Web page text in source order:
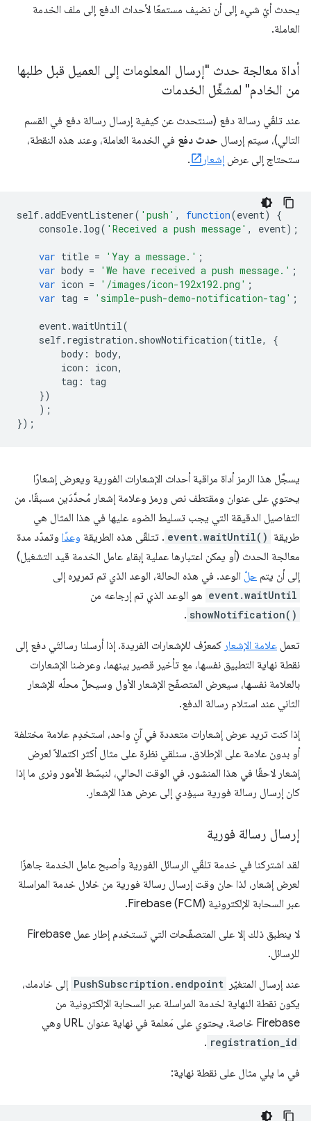
يحدث أيّ شيء إلى أن نضيف مستمعًا لأحداث الدفع إلى ملف الخدمة
العاملة.
أداة معالجة حدث "إرسال المعلومات إلى العميل قبل طلبها
من الخادم" لمشغِّل الخدمات
عند تلقّي رسالة دفع (سنتحدث عن كيفية إرسال رسالة دفع في القسم
التالي)، سيتم إرسال حدث دفع في الخدمة العاملة، وعند هذه النقطة،
ستحتاج إلى عرض إشعار .
self.addEventListener( 'push' , function(event)
{
console. log( 'Received a push message' , event);
var title = 'Yay a message.' ;
var body = 'We have received a push message.' ;
var icon = '/images/icon-192x192.png' ;
var tag = 'simple-push-demo-notification-tag' ;
event.waitUntil(
self. registration . showNotification(title,
{
body : body,
icon : icon,
tag :
tag
})
);
});
يسجِّل هذا الرمز أداة مراقبة أحداث الإشعارات الفورية ويعرض إشعارًا
يحتوي على عنوان ومقتطف نص ورمز وعلامة إشعار مُحدَّدَين مسبقًا. من
التفاصيل الدقيقة التي يجب تسليط الضوء عليها في هذا المثال هي
طريقة event.waitUntil() . تتلقّى هذه الطريقة وعدًا وتمدّد مدة
معالجة الحدث (أو يمكن اعتبارها عملية إبقاء عامل الخدمة قيد التشغيل)
إلى أن يتم حلّ الوعد. في هذه الحالة، الوعد الذي تم تمريره إلى
event.waitUntil هو الوعد الذي تم إرجاعه من
showNotification()
.
تعمل علامة الإشعار كمعرّف للإشعارات الفريدة. إذا أرسلنا رسالتَي دفع إلى
نقطة نهاية التطبيق نفسها، مع تأخير قصير بينهما، وعرضنا الإشعارات
بالعلامة نفسها، سيعرض المتصفّح الإشعار الأول وسيحلّ محلّه الإشعار
الثاني عند استلام رسالة الدفع.
إذا كنت تريد عرض إشعارات متعددة في آنٍ واحد، استخدِم علامة مختلفة
أو بدون علامة على الإطلاق. سنلقي نظرة على مثال أكثر اكتمالاً لعرض
إشعار لاحقًا في هذا المنشور. في الوقت الحالي، لنبسّط الأمور ونرى ما إذا
كان إرسال رسالة فورية سيؤدي إلى عرض هذا الإشعار.
إرسال رسالة فورية
لقد اشتركنا في خدمة تلقّي الرسائل الفورية وأصبح عامل الخدمة جاهزًا
لعرض إشعار، لذا حان وقت إرسال رسالة فورية من خلال خدمة المراسلة
عبر السحابة الإلكترونية Firebase (FCM).
لا ينطبق ذلك إلا على المتصفّحات التي تستخدم إطار عمل Firebase
للرسائل.
عند إرسال المتغيّر PushSubscription.endpoint إلى خادمك،
يكون نقطة النهاية لخدمة المراسلة عبر السحابة الإلكترونية من
Firebase خاصة. يحتوي على مَعلمة في نهاية عنوان URL وهي
registration_id
.
في ما يلي مثال على نقطة نهاية: